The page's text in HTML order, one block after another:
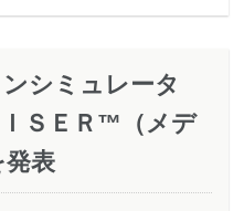
シミュレータ
ＩＳＥＲ™（メデ
発表